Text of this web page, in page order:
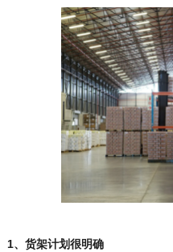
1、货架计划很明确